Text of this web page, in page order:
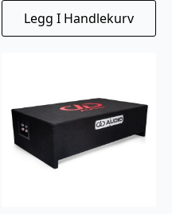
Legg I Handlekurv